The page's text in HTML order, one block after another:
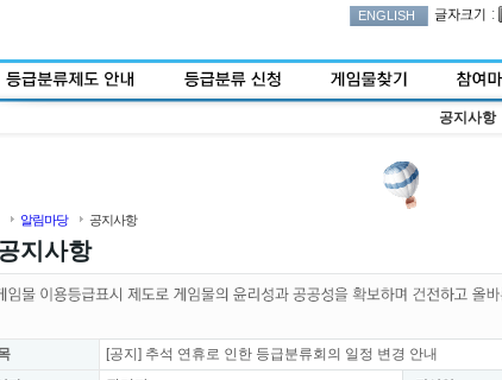
ENGLISH :
공지사항
알림마당 공지사항
지사항
[공지] 추석 연휴로 인한 등급분류회의 일정 변경 안내